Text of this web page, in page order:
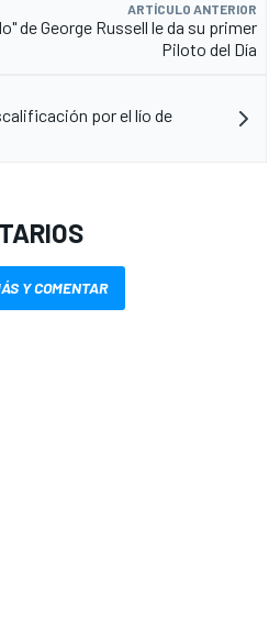
ARTÍCULO ANTERIOR
de George Russell le da su primer
Piloto del Día
por el lío de
Y COMENTAR